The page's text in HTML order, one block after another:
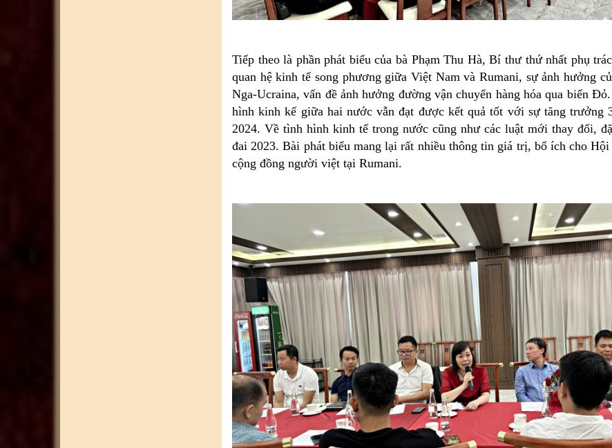
Tiếp theo là phần phát biểu của bà Phạm Thu Hà, Bí thư thứ nhất phụ
quan hệ kinh tế song phương giữa Việt Nam và Rumani, sự ảnh hưởng
Nga-Ucraina, vấn đề ảnh hưởng đường vận chuyển hàng hóa qua biển
hình kinh kế giữa hai nước vẫn đạt được kết quả tốt với sự tăng trưởng
2024. Về tình hình kinh tế trong nước cũng như các luật mới thay đổi,
đai 2023. Bài phát biểu mang lại rất nhiều thông tin giá trị, bổ ích cho Hội
cộng đồng người việt tại Rumani.